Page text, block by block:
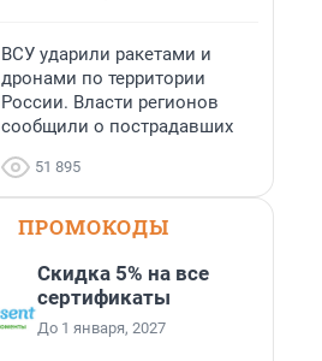
ВСУ ударили ракетами и
дронами по территории
России. Власти регионов
сообщили о пострадавших
51 895
ПРОМОКОДЫ
Скидка 5% на все
сертификаты
До 1 января, 2027